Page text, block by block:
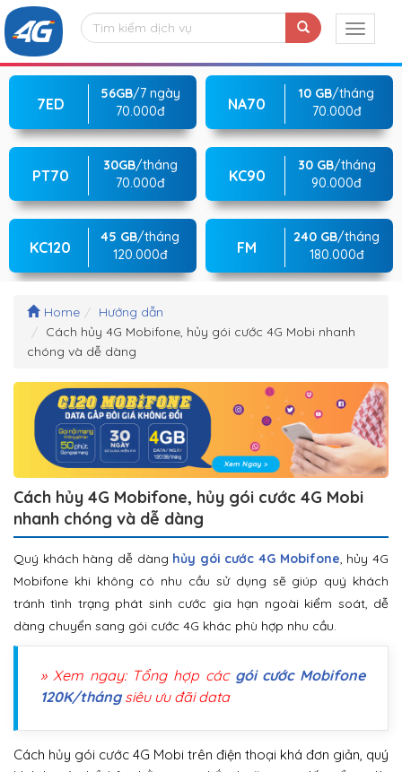
7ED
56GB/7 ngày
70.000đ
NA70
10 GB/tháng
70.000đ
PT70
30GB/tháng
70.000đ
KC90
30 GB/tháng
90.000đ
KC120
45 GB/tháng
120.000đ
FM
240 GB/tháng
180.000đ
Home
Hướng dẫn
Cách hủy 4G Mobifone, hủy gói cước 4G Mobi nhanh
chóng và dễ dàng
Cách hủy 4G Mobifone, hủy gói cước 4G Mobi
nhanh chóng và dễ dàng
Quý khách hàng dễ dàng hủy gói cước 4G Mobifone, hủy 4G
Mobifone khi không có nhu cầu sử dụng sẽ giúp quý khách
tránh tình trạng phát sinh cước gia hạn ngoài kiểm soát, dễ
dàng chuyển sang gói cước 4G khác phù hợp nhu cầu.
» Xem ngay: Tổng hợp các gói cước Mobifone
120K/thángsiêu ưu đãi data
Cách hủy gói cước 4G Mobi trên điện thoại khá đơn giản, quý